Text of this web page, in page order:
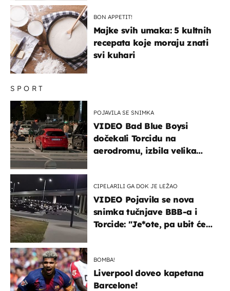
SPORT
POJAVILA SE SNIMKA
VIDEO Bad Blue Boysi
dočekali Torcidu na
aerodromu, izbila velika
CIPELARILI GA DOK JE LEŽAO
VIDEO Pojavila se nova
snimka tučnjave BBB-a i
Torcide: "Je*ote, pa ubit će
BOMBA!
Liverpool doveo kapetana
Barcelone!
BON APPETIT!
Majke svih umaka: 5 kultnih
recepata koje moraju znati
svi kuhari